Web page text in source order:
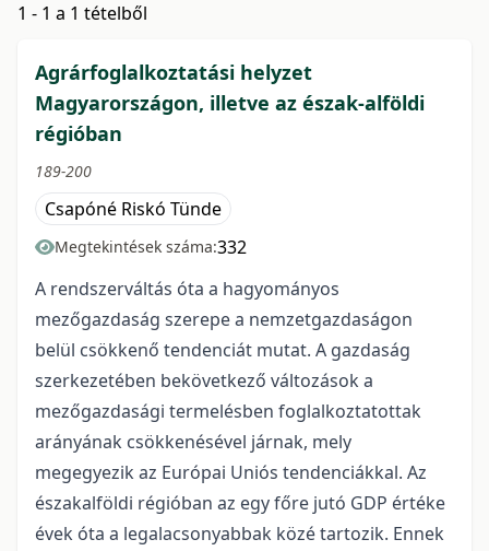
1 - 1 a 1 tételből
Agrárfoglalkoztatási helyzet
Magyarországon, illetve az észak-alföldi
régióban
189-200
Csapóné Riskó Tünde
Megtekintések száma:332
A rendszerváltás óta a hagyományos
mezőgazdaság szerepe a nemzetgazdaságon
belül csökkenő tendenciát mutat. A gazdaság
szerkezetében bekövetkező változások a
mezőgazdasági termelésben foglalkoztatottak
arányának csökkenésével járnak, mely
megegyezik az Európai Uniós tendenciákkal. Az
északalföldi régióban az egy főre jutó GDP értéke
évek óta a legalacsonyabbak közé tartozik. Ennek